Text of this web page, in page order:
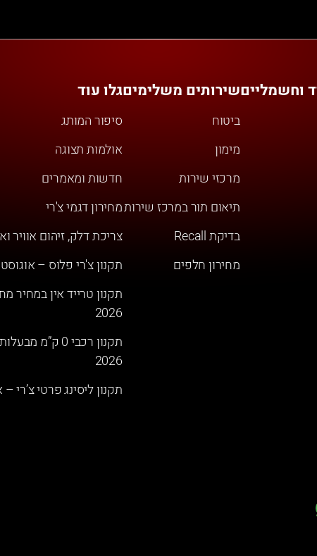
וחשמלייםשירותים משלימים
ביטוח
מימון
מרכזי שירות
תיאום תור במרכז שירות
בדיקת Recall
מחירון חלפים
גלו עוד
סיפור המותג
אולמות תצוגה
חדשות ומאמרים
מחירון דגמי צ'רי
צריכת דלק, זיהום אוויר
תקנון צ'רי פלוס – אוגוסט 2026
תקנון טרייד אין במחיר
2026
תקנון רכבי 0
2026
תקנון ליסינג פרטי צ’רי –